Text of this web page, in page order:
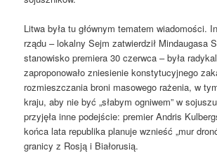
Litwa była tu głównym tematem wiadomości.
rządu – lokalny Sejm zatwierdził Mindaugasa
stanowisko premiera 30 czerwca – była
zaproponowało zniesienie konstytucyjnego
rozmieszczania broni masowego rażenia, w
kraju, aby nie być „słabym ogniwem” w
przyjęła inne podejście: premier Andris
końca lata republika planuje wznieść „mur
granicy z Rosją i Białorusią.